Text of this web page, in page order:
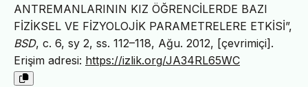
ANTREMANLARININ KIZ ÖĞRENCİLERDE BAZI
FİZİKSEL VE FİZYOLOJİK PARAMETRELERE ETKİSİ”,
BSD, c. 6, sy 2, ss. 112–118, Ağu. 2012, [çevrimiçi].
Erişim adresi: https://izlik.org/JA34RL65WC